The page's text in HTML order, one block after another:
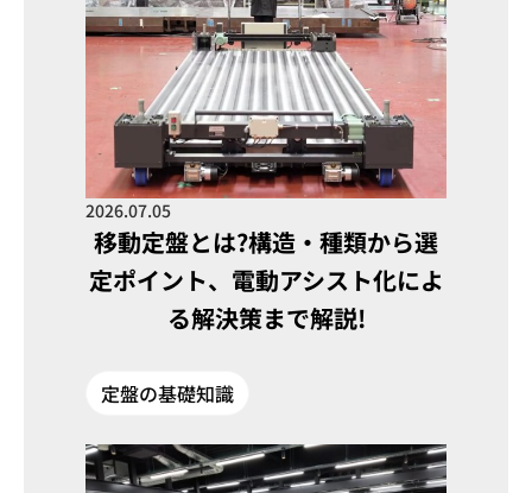
2026.07.05
移動定盤とは?構造・種類から選
定ポイント、電動アシスト化によ
る解決策まで解説!
定盤の基礎知識